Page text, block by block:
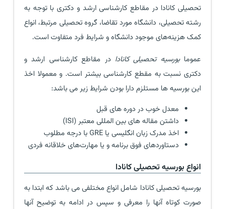
تحصیلی کانادا در مقاطع کارشناسی ارشد و دکتری با توجه به
رشته تحصیلی، دانشگاه مورد تقاضا، گروه تحصیلی مرتبط، انواع
کمک هزینه‌های موجود دانشگاه و شرایط فرد متفاوت است.
عمومابورسیه تحصیلی کانادا در مقاطع کارشناسی ارشد و
دکتری نسبت به مقطع کارشناسی بیشتر است. و معمولا اخذ
این بورسیه ها مستلزم دارا بودن شرایط زیر می باشد:
معدل خوب در دوره های قبل
داشتن مقاله های بین المللی معتبر (ISI)
اخذ مدرک زبان انگلیسی یا GRE با درجه مطلوب
دستاوردهای فوق برنامه و یا مهارت‌های خلاقانه فردی
انواع بورسیه تحصیلی کانادا
بورسیه تحصیلی کانادا شامل انواع مختلفی می باشد که ابتدا به
صورت کوتاه آنها را معرفی و سپس در ادامه به توضیح آنها